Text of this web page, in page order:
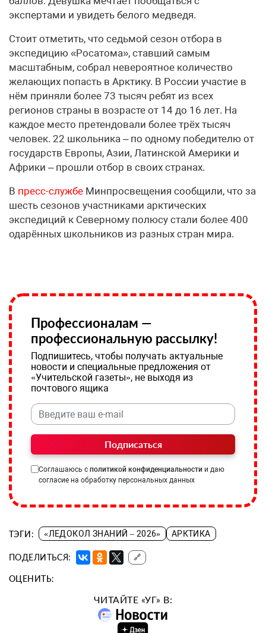
экспертами и увидеть белого медведя.
Стоит отметить, что седьмой сезон отбора в
экспедицию «Росатома», ставший самым
масштабным, собрал невероятное количество
желающих попасть в Арктику. В России участие в
нём приняли более 73 тысяч ребят из всех
регионов страны в возрасте от 14 до 16 лет. На
каждое место претендовали более трёх тысяч
человек. 22 школьника – по одному победителю от
государств Европы, Азии, Латинской Америки и
Африки – прошли отбор в своих странах.
В пресс-службе Минпросвещения сообщили, что за
шесть сезонов участниками арктических
экспедиций к Северному полюсу стали более 400
одарённых школьников из разных стран мира.
Профессионалам —
профессиональную рассылку!
Подпишитесь, чтобы получать актуальные
новости и специальные предложения от
«Учительской газеты», не выходя из
почтового ящика
Подписаться
Соглашаюсь с политикой конфиденциальности и даю
согласие на обработку персональных данных
ТЭГИ: «ЛЕДОКОЛ ЗНАНИЙ – 2026» АРКТИКА
ПОДЕЛИТЬСЯ: 🔗
ОЦЕНИТЬ:
ЧИТАЙТЕ «УГ» В: